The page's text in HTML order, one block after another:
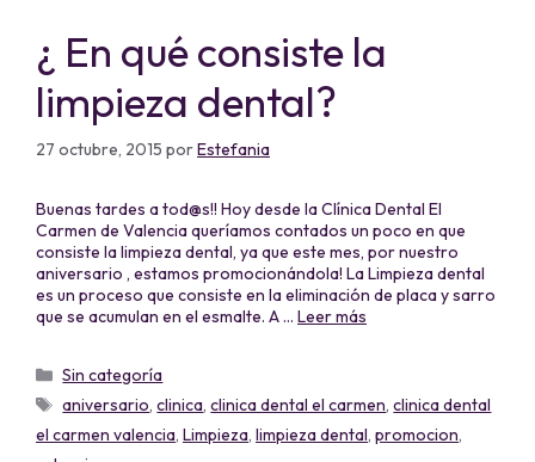
¿ En qué consiste la
limpieza dental?
27 octubre, 2015 porEstefania
Buenas tardes a tod@s!! Hoy desde la Clínica Dental El
Carmen de Valencia queríamos contados un poco en que
consiste la limpieza dental, ya que este mes, por nuestro
aniversario , estamos promocionándola! La Limpieza dental
es un proceso que consiste en la eliminación de placa y sarro
que se acumulan en el esmalte. A … Leer más
Sin categoría
aniversario,clinica,clinica dental el carmen,clinica dental
el carmen valencia, Limpieza, limpieza dental, promocion,